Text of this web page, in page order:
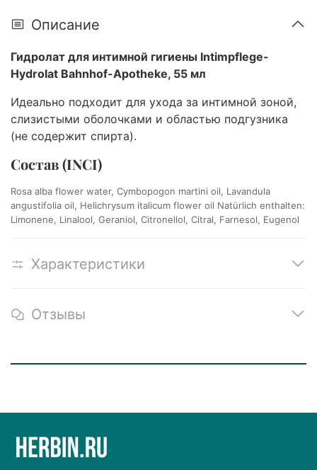
Описание
Гидролат для интимной гигиены Intimpflege-
Hydrolat Bahnhof-Apotheke, 55 мл
Идеально подходит для ухода за интимной зоной,
слизистыми оболочками и областью подгузника
(не содержит спирта).
Состав (INCI)
Rosa alba flower water, Cymbopogon martini oil, Lavandula
angustifolia oil, Helichrysum italicum flower oil Natürlich enthalten:
Limonene, Linalool, Geraniol, Citronellol, Citral, Farnesol, Eugenol
Характеристики
Отзывы